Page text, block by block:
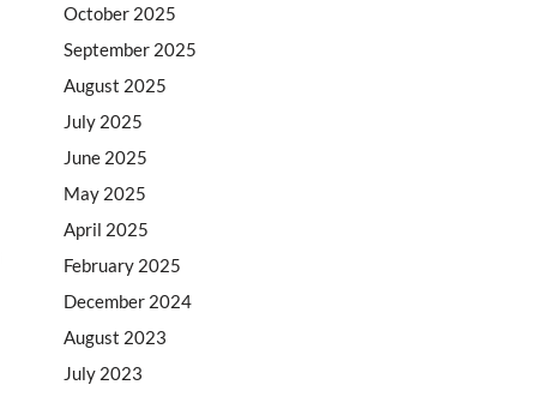
October 2025
September 2025
August 2025
July 2025
June 2025
May 2025
April 2025
February 2025
December 2024
August 2023
July 2023